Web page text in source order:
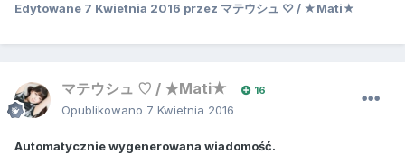
Edytowane 7 Kwietnia 2016 przez マテウシュ ♡ / ★Mati★
マテウシュ ♡ / ★Mati★ 16
Opublikowano 7 Kwietnia 2016
Automatycznie wygenerowana wiadomość.